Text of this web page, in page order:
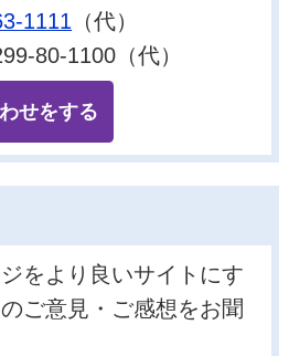
1111 （代）
80-1100（代）
せをする
をより良いサイトにす
ご意見・ご感想をお聞